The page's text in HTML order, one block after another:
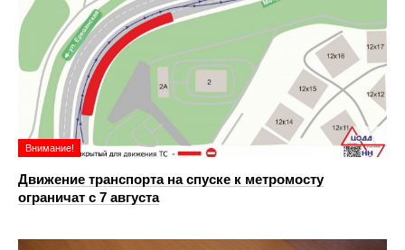
Внимание!
Движение транспорта на спуске к метромосту
ограничат с 7 августа